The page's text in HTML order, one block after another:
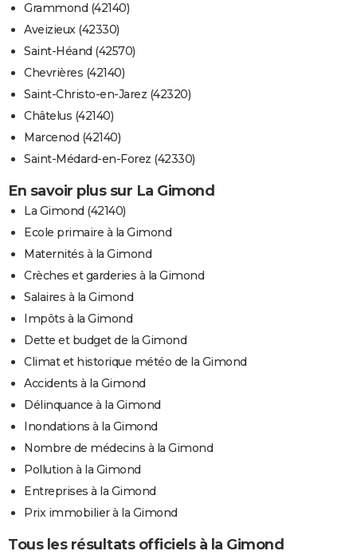
Grammond (42140)
Aveizieux (42330)
Saint-Héand (42570)
Chevrières (42140)
Saint-Christo-en-Jarez (42320)
Châtelus (42140)
Marcenod (42140)
Saint-Médard-en-Forez (42330)
En savoir plus sur La Gimond
La Gimond (42140)
Ecole primaire à la Gimond
Maternités à la Gimond
Crèches et garderies à la Gimond
Salaires à la Gimond
Impôts à la Gimond
Dette et budget de la Gimond
Climat et historique météo de la Gimond
Accidents à la Gimond
Délinquance à la Gimond
Inondations à la Gimond
Nombre de médecins à la Gimond
Pollution à la Gimond
Entreprises à la Gimond
Prix immobilier à la Gimond
Tous les résultats officiels à la Gimond